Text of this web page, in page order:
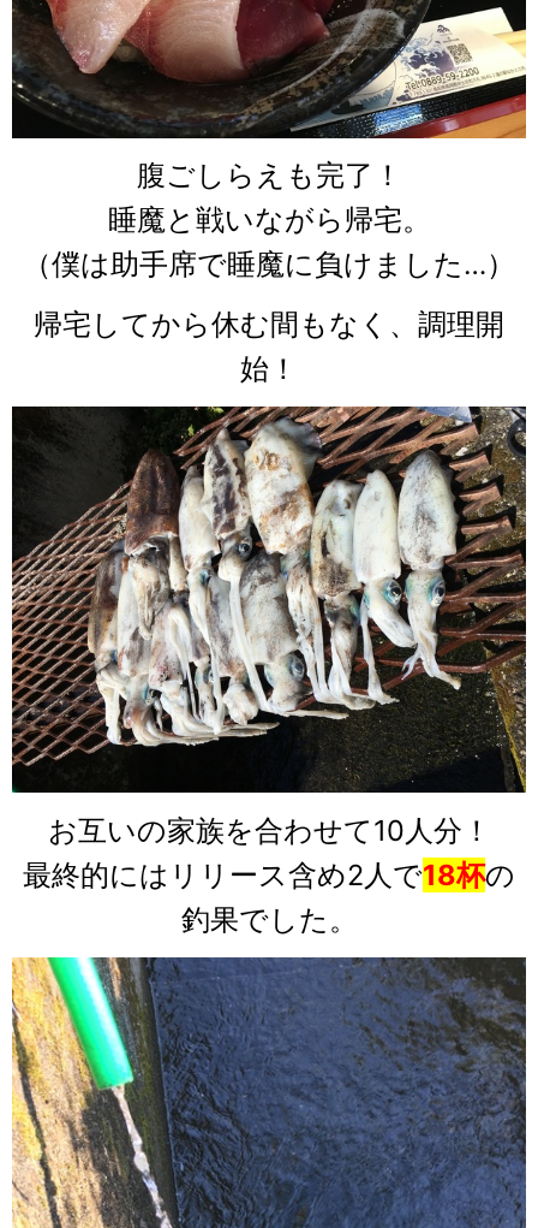
腹ごしらえも完了！
睡魔と戦いながら帰宅。
（僕は助手席で睡魔に負けました…）
帰宅してから休む間もなく、調理開
始！
お互いの家族を合わせて10人分！
最終的にはリリース含め2人で18杯の
釣果でした。